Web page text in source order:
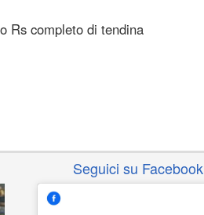
Rs completo di tendina
Seguici su Facebook